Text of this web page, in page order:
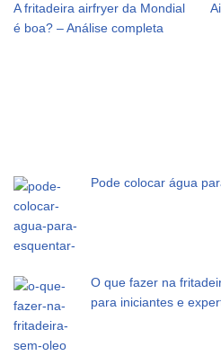
A fritadeira airfryer da Mondial
é boa? – Análise completa
Pode colocar água
O que fazer na
para iniciantes e